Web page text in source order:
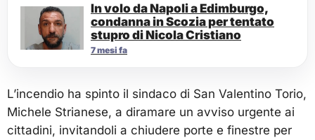
In volo da Napoli a Edimburgo,
condanna in Scozia per tentato
stupro di Nicola Cristiano
7 mesi fa
L’incendio ha spinto il sindaco di San Valentino Torio,
Michele Strianese, a diramare un avviso urgente ai
cittadini, invitandoli a chiudere porte e finestre per